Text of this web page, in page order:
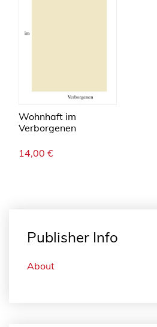
Wohnhaft im
Verborgenen
14,00 €
Publisher Info
About